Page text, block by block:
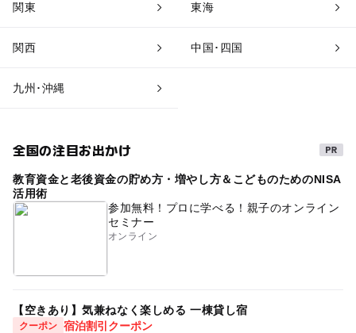
関東 東海
関西 中国･四国
九州･沖縄
全国の注目お出かけ
教育資金と老後資金の貯め方・増やし方＆こどものためのNISA
活用術
参加無料！プロに学べる！親子のオンライン
セミナー
オンライン
【空きあり】気兼ねなく楽しめる 一棟貸し宿
クーポン 宿泊割引クーポン